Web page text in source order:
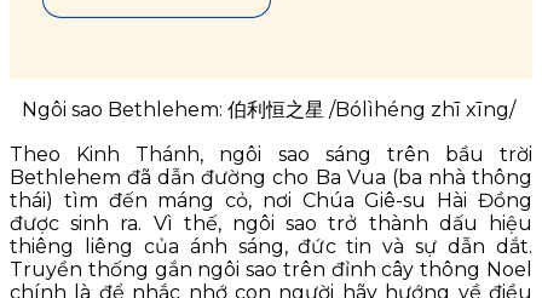
Ngôi sao Bethlehem: 伯利恒之星 /Bólìhéng zhī xīng/
Theo Kinh Thánh, ngôi sao sáng trên bầu trời
Bethlehem đã dẫn đường cho Ba Vua (ba nhà thông
thái) tìm đến máng cỏ, nơi Chúa Giê-su Hài Đồng
được sinh ra. Vì thế, ngôi sao trở thành dấu hiệu
thiêng liêng của ánh sáng, đức tin và sự dẫn dắt.
Truyền thống gắn ngôi sao trên đỉnh cây thông Noel
chính là để nhắc nhớ con người hãy hướng về điều